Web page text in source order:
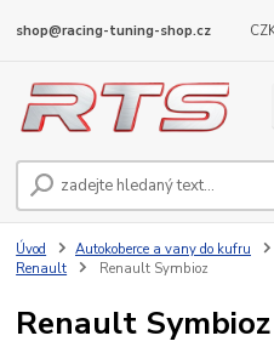
shop@racing-tuning-shop.cz
Úvod Autokoberce a vany do kufru
Renault
Renault Symbioz
Renault Symbioz